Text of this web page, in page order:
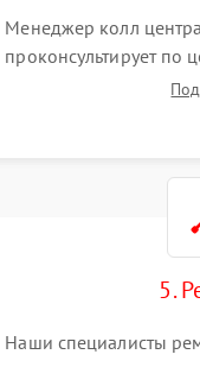
Менеджер колл
проконсультирует по
саундбара а также
5.
Наши специалисты